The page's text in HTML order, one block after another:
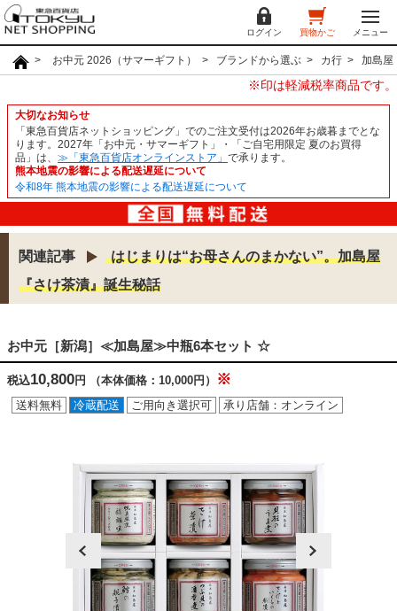
ログイン 買物かご メニュー
お中元 2026（サマーギフト） ブランドから選ぶ カ行 加島屋
※印は軽減税率商品です。
大切なお知らせ
「東急百貨店ネットショッピング」でのご注文受付は2026年お歳暮までとな
ります。2027年「お中元・サマーギフト」・「ご自宅用限定 夏のお買得
品」は、 ≫「東急百貨店オンラインストア」 で承ります。
熊本地震の影響による配送遅延について
令和8年 熊本地震の影響による配送遅延について
関連記事
はじまりは“お母さんのまかない”。加島屋
『さけ茶漬』誕生秘話
お中元［新潟］≪加島屋≫中瓶6本セット ☆
税込10,800円 （本体価格：10,000円） ※
送料無料 冷蔵配送 ご用向き選択可 承り店舗：オンライン
prev next